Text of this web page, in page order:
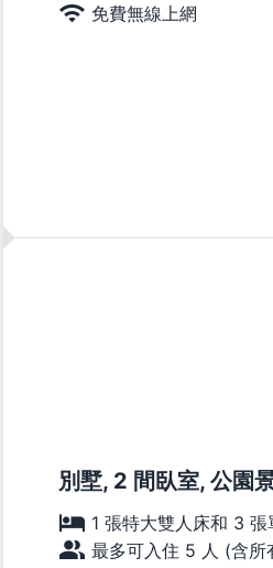
免費無線上網
別墅, 2 間臥室, 公園
1 張特大雙人床和 3 張
最多可入住 5 人 (含所